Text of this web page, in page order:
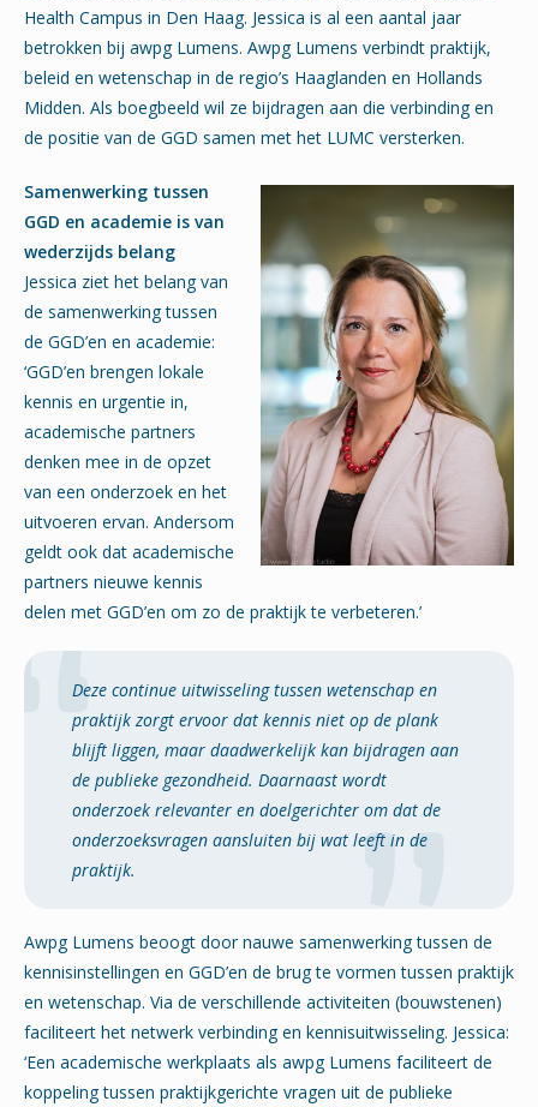
Health Campus in Den Haag. Jessica is al een aantal jaar
betrokken bij awpg Lumens. Awpg Lumens verbindt praktijk,
beleid en wetenschap in de regio’s Haaglanden en Hollands
Midden. Als boegbeeld wil ze bijdragen aan die verbinding en
de positie van de GGD samen met het LUMC versterken.
Samenwerking tussen
GGD en academie is van
wederzijds belang
Jessica ziet het belang van
de samenwerking tussen
de GGD’en en academie:
‘GGD’en brengen lokale
kennis en urgentie in,
academische partners
denken mee in de opzet
van een onderzoek en het
uitvoeren ervan. Andersom
geldt ook dat academische
partners nieuwe kennis
delen met GGD’en om zo de praktijk te verbeteren.’
Deze continue uitwisseling tussen wetenschap en
praktijk zorgt ervoor dat kennis niet op de plank
blijft liggen, maar daadwerkelijk kan bijdragen aan
de publieke gezondheid. Daarnaast wordt
onderzoek relevanter en doelgerichter om dat de
onderzoeksvragen aansluiten bij wat leeft in de
praktijk.
Awpg Lumens beoogt door nauwe samenwerking tussen de
kennisinstellingen en GGD’en de brug te vormen tussen praktijk
en wetenschap. Via de verschillende activiteiten (bouwstenen)
faciliteert het netwerk verbinding en kennisuitwisseling. Jessica:
‘Een academische werkplaats als awpg Lumens faciliteert de
koppeling tussen praktijkgerichte vragen uit de publieke